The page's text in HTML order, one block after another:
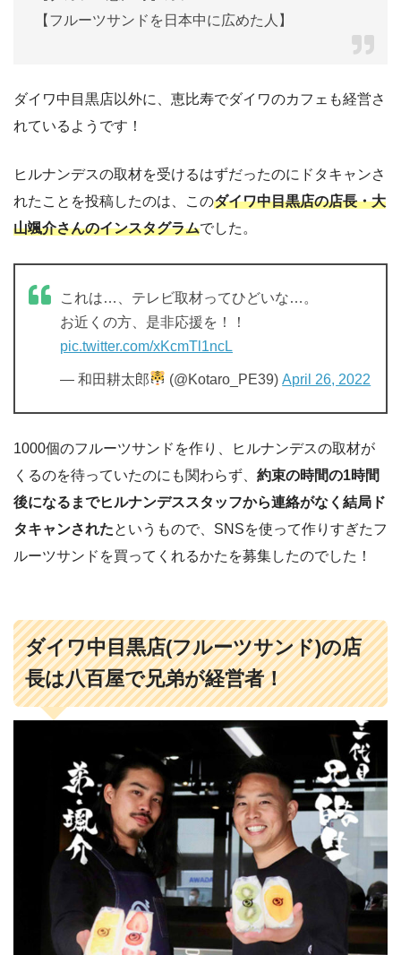
【フルーツサンドを日本中に広めた人】
ダイワ中目黒店以外に、恵比寿でダイワのカフェも経営さ
れているようです！
ヒルナンデスの取材を受けるはずだったのにドタキャンさ
れたことを投稿したのは、このダイワ中目黒店の店長・大
山颯介さんのインスタグラムでした。
これは…、テレビ取材ってひどいな…。
お近くの方、是非応援を！！
pic.twitter.com/xKcmTl1ncL
— 和田耕太郎 (@Kotaro_PE39)April 26, 2022
1000個のフルーツサンドを作り、ヒルナンデスの取材が
くるのを待っていたのにも関わらず、 約束の時間の1時間
後になるまでヒルナンデススタッフから連絡がなく結局ド
タキャンされたというもので、SNSを使って作りすぎたフ
ルーツサンドを買ってくれるかたを募集したのでした！
ダイワ中目黒店(フルーツサンド)の店
長は八百屋で兄弟が経営者！